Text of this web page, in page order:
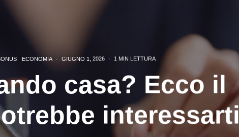
ECONOMIA · GIUGNO 1, 2026 · 1 MIN LETTURA
casa? Ecco il
interessarti